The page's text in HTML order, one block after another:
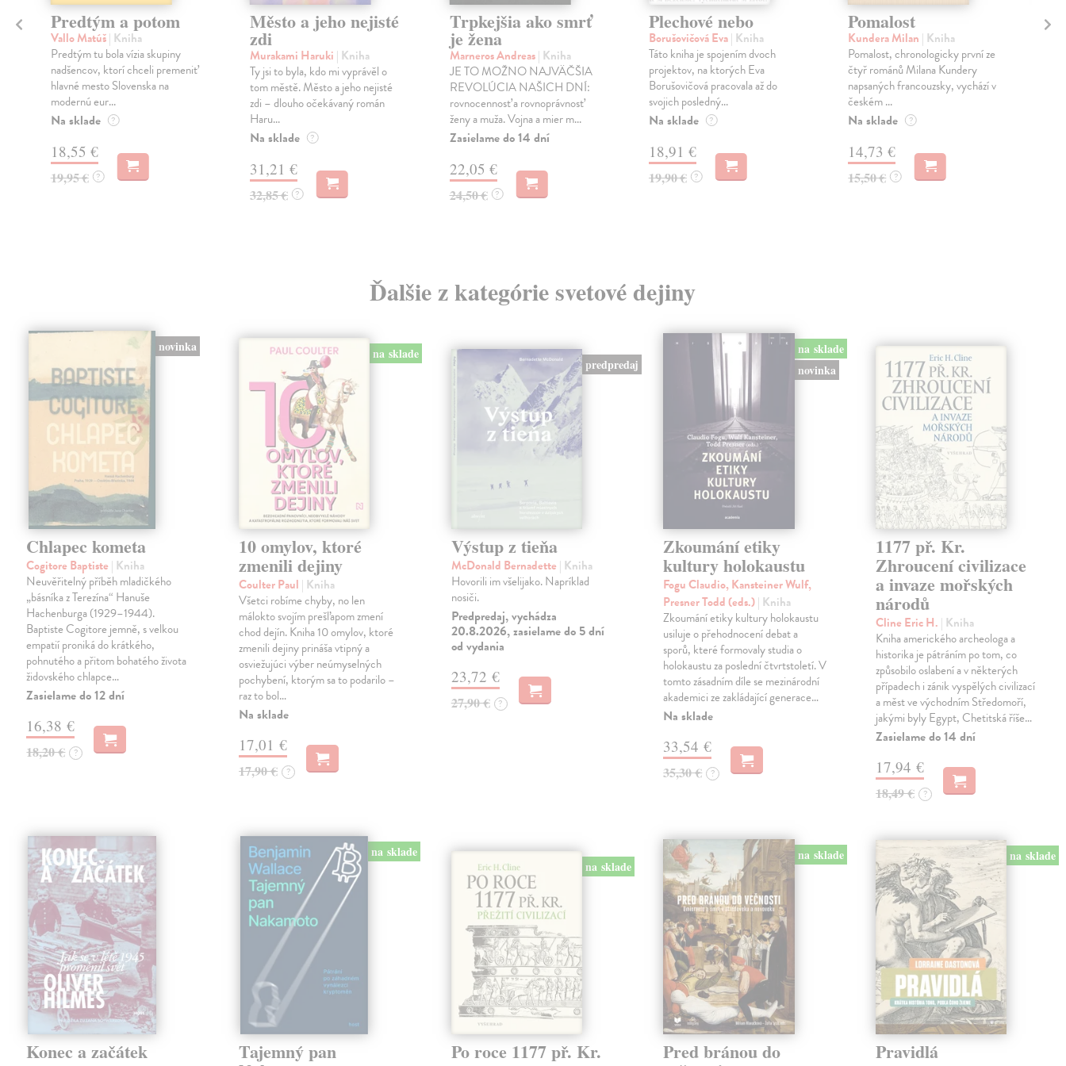
Predtým a potom
Vallo Matúš| Kniha
Predtým tu bola vízia skupiny
nadšencov, ktorí chceli premeniť
hlavné mesto Slovenska na
modernú eur...
Na sklade ?
18,55 €
19,95 € ?
Město a jeho nejisté
zdi
Murakami Haruki | Kniha
Ty jsi to byla, kdo mi vyprávěl o
tom městě. Město a jeho nejisté
zdi – dlouho očekávaný román
Haru...
Na sklade ?
31,21 €
32,85 € ?
Trpkejšia ako smrť
je žena
Marneros Andreas| Kniha
JE TO MOŽNO NAJVÄČŠIA
REVOLÚCIA NAŠICH DNÍ:
rovnocennosť a rovnoprávnosť
ženy a muža. Vojna a mier m...
Zasielame do 14 dní
22,05 €
24,50 € ?
Plechové nebo
Borušovičová Eva| Kniha
Táto kniha je spojením dvoch
projektov, na ktorých Eva
Borušovičová pracovala až do
svojich posledný...
Na sklade ?
18,91 €
19,90 € ?
Pomalost
Kundera Milan | Kniha
Pomalost, chronologicky první ze
čtyř románů Milana Kundery
napsaných francouzsky, vychází v
českém ...
Na sklade ?
14,73 €
15,50 € ?
Ďalšie z kategórie svetové dejiny
novinka
Chlapec kometa
Cogitore Baptiste | Kniha
Neuvěřitelný příběh mladičkého
„básníka z Terezína“ Hanuše
Hachenburga (1929–1944).
Baptiste Cogitore jemně, s velkou
empatií proniká do krátkého,
pohnutého a přitom bohatého života
židovského chlapce…
Zasielame do 12 dní
16,38 €
18,20 € ?
na sklade
10 omylov, ktoré
zmenili dejiny
Coulter Paul | Kniha
Všetci robíme chyby, no len
málokto svojím prešľapom zmení
chod dejín. Kniha 10 omylov, ktoré
zmenili dejiny prináša vtipný a
osviežujúci výber neúmyselných
pochybení, ktorým sa to podarilo –
raz to bol…
Na sklade
17,01 €
17,90 € ?
predpredaj
Výstup z tieňa
McDonald Bernadette | Kniha
Hovorili im všelijako. Napríklad
nosiči.
Predpredaj, vychádza
20.8.2026, zasielame do 5 dní
od vydania
23,72 €
27,90 € ?
na sklade
novinka
Zkoumání etiky
kultury holokaustu
Fogu Claudio, Kansteiner Wulf,
Presner Todd (eds.)| Kniha
Zkoumání etiky kultury holokaustu
usiluje o přehodnocení debat a
sporů, které formovaly studia o
holokaustu za poslední čtvrtstoletí. V
tomto zásadním díle se mezinárodní
akademici ze zakládající generace…
Na sklade
33,54 €
35,30 € ?
1177 př. Kr.
Zhroucení civilizace
a invaze mořských
národů
Cline Eric H. | Kniha
Kniha amerického archeologa a
historika je pátráním po tom, co
způsobilo oslabení a v některých
případech i zánik vyspělých civilizací
a měst ve východním Středomoří,
jakými byly Egypt, Chetitská říše…
Zasielame do 14 dní
17,94 €
18,49 € ?
Konec a začátek
na sklade
Tajemný pan
na sklade
Po roce 1177 př. Kr.
na sklade
Pred bránou do
na sklade
Pravidlá